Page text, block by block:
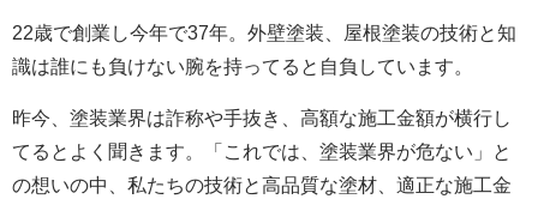
22歳で創業し今年で37年。外壁塗装、屋根塗装の技術と知
識は誰にも負けない腕を持ってると自負しています。
昨今、塗装業界は詐称や手抜き、高額な施工金額が横行し
てるとよく聞きます。「これでは、塗装業界が危ない」と
の想いの中、私たちの技術と高品質な塗材、適正な施工金